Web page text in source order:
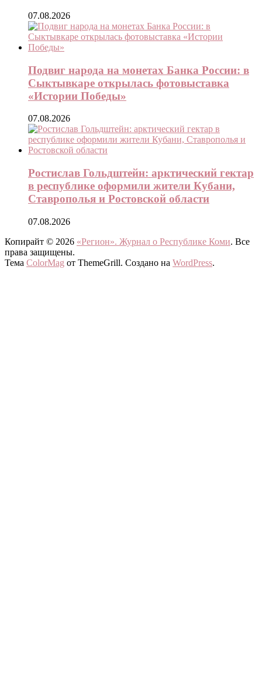
07.08.2026
Подвиг народа на монетах Банка России: в
Сыктывкаре открылась фотовыставка
«Истории Победы»
07.08.2026
Ростислав Гольдштейн: арктический гектар
в республике оформили жители Кубани,
Ставрополья и Ростовской области
07.08.2026
Копирайт © 2026 «Регион». Журнал о Республике Коми. Все
права защищены.
Тема ColorMag от ThemeGrill. Создано на WordPress.